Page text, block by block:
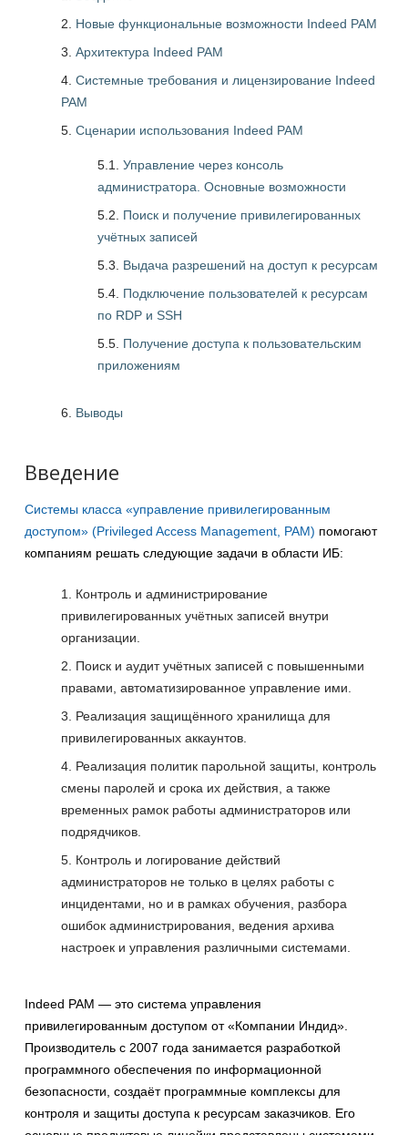
Новые функциональные возможности Indeed PAM
Архитектура Indeed PAM
Системные требования и лицензирование Indeed
PAM
Сценарии использования Indeed PAM
5.1. Управление через консоль
администратора. Основные возможности
5.2. Поиск и получение привилегированных
учётных записей
5.3. Выдача разрешений на доступ к ресурсам
5.4. Подключение пользователей к ресурсам
по RDP и SSH
5.5. Получение доступа к пользовательским
приложениям
Выводы
Введение
Системы класса «управление привилегированным
доступом» (Privileged Access Management, PAM) помогают
компаниям решать следующие задачи в области ИБ:
Контроль и администрирование
привилегированных учётных записей внутри
организации.
Поиск и аудит учётных записей с повышенными
правами, автоматизированное управление ими.
Реализация защищённого хранилища для
привилегированных аккаунтов.
Реализация политик парольной защиты, контроль
смены паролей и срока их действия, а также
временных рамок работы администраторов или
подрядчиков.
Контроль и логирование действий
администраторов не только в целях работы с
инцидентами, но и в рамках обучения, разбора
ошибок администрирования, ведения архива
настроек и управления различными системами.
Indeed PAM — это система управления
привилегированным доступом от «Компании Индид».
Производитель с 2007 года занимается разработкой
программного обеспечения по информационной
безопасности, создаёт программные комплексы для
контроля и защиты доступа к ресурсам заказчиков. Его